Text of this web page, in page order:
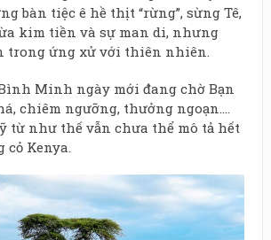
bàn tiệc ê hề thịt “rừng”, sừng Tê,
kim tiền và sự man di, nhưng
trong ứng xử với thiên nhiên.
Minh ngày mới đang chờ Bạn
chiêm ngưỡng, thưởng ngoạn….
từ như thế vẫn chưa thể mô tả hết
cỏ Kenya.